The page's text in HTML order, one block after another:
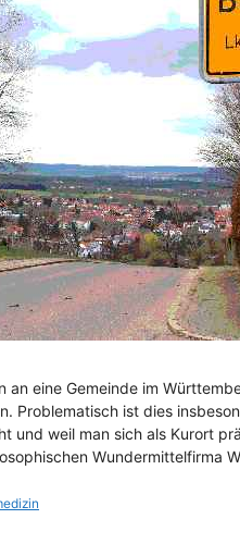
an eine Gemeinde im
Problematisch ist dies
und weil man sich als Kurort
Wundermittelfirma